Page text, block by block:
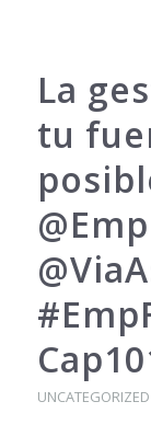
La
tu
UNCATEGORIZED